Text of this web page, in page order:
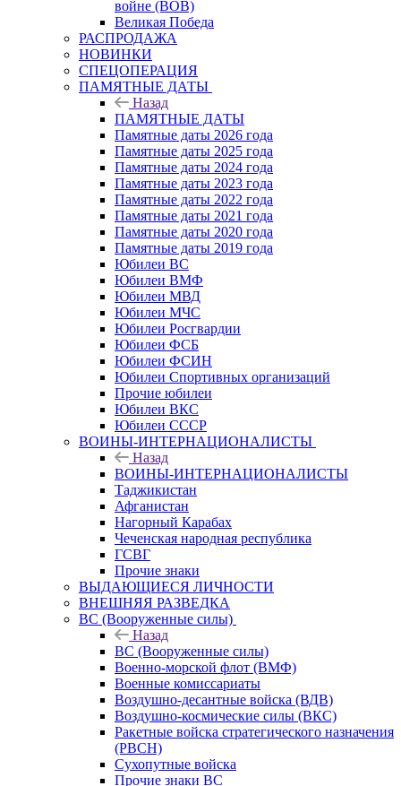
войне (ВОВ)
Великая Победа
РАСПРОДАЖА
НОВИНКИ
СПЕЦОПЕРАЦИЯ
ПАМЯТНЫЕ ДАТЫ
Назад
ПАМЯТНЫЕ ДАТЫ
Памятные даты 2026 года
Памятные даты 2025 года
Памятные даты 2024 года
Памятные даты 2023 года
Памятные даты 2022 года
Памятные даты 2021 года
Памятные даты 2020 года
Памятные даты 2019 года
Юбилеи ВС
Юбилеи ВМФ
Юбилеи МВД
Юбилеи МЧС
Юбилеи Росгвардии
Юбилеи ФСБ
Юбилеи ФСИН
Юбилеи Спортивных организаций
Прочие юбилеи
Юбилеи ВКС
Юбилеи СССР
ВОИНЫ-ИНТЕРНАЦИОНАЛИСТЫ
Назад
ВОИНЫ-ИНТЕРНАЦИОНАЛИСТЫ
Таджикистан
Афганистан
Нагорный Карабах
Чеченская народная республика
ГСВГ
Прочие знаки
ВЫДАЮЩИЕСЯ ЛИЧНОСТИ
ВНЕШНЯЯ РАЗВЕДКА
ВС (Вооруженные силы)
Назад
ВС (Вооруженные силы)
Военно-морской флот (ВМФ)
Военные комиссариаты
Воздушно-десантные войска (ВДВ)
Воздушно-космические силы (ВКС)
Ракетные войска стратегического назначения
(РВСН)
Сухопутные войска
Прочие знаки ВС